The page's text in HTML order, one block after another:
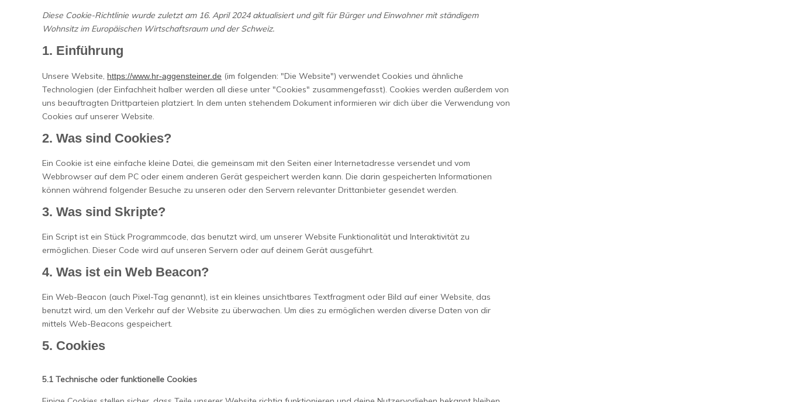
Diese Cookie-Richtlinie wurde zuletzt am 16. April 2024 aktualisiert und gilt für Bürger und Einwohner mit ständigem
Wohnsitz im Europäischen Wirtschaftsraum und der Schweiz.
1. Einführung
Unsere Website, https://www.hr-aggensteiner.de (im folgenden: "Die Website") verwendet Cookies und ähnliche
Technologien (der Einfachheit halber werden all diese unter "Cookies" zusammengefasst). Cookies werden außerdem von
uns beauftragten Drittparteien platziert. In dem unten stehendem Dokument informieren wir dich über die Verwendung von
Cookies auf unserer Website.
2. Was sind Cookies?
Ein Cookie ist eine einfache kleine Datei, die gemeinsam mit den Seiten einer Internetadresse versendet und vom
Webbrowser auf dem PC oder einem anderen Gerät gespeichert werden kann. Die darin gespeicherten Informationen
können während folgender Besuche zu unseren oder den Servern relevanter Drittanbieter gesendet werden.
3. Was sind Skripte?
Ein Script ist ein Stück Programmcode, das benutzt wird, um unserer Website Funktionalität und Interaktivität zu
ermöglichen. Dieser Code wird auf unseren Servern oder auf deinem Gerät ausgeführt.
4. Was ist ein Web Beacon?
Ein Web-Beacon (auch Pixel-Tag genannt), ist ein kleines unsichtbares Textfragment oder Bild auf einer Website, das
benutzt wird, um den Verkehr auf der Website zu überwachen. Um dies zu ermöglichen werden diverse Daten von dir
mittels Web-Beacons gespeichert.
5. Cookies
5.1 Technische oder funktionelle Cookies